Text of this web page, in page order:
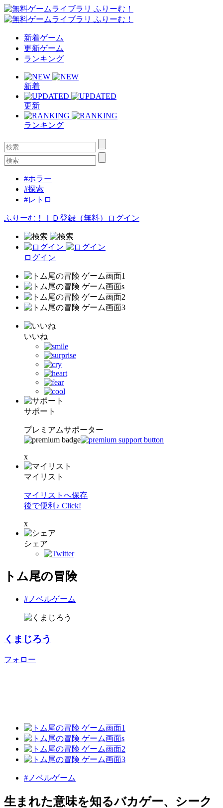
新着ゲーム
更新ゲーム
ランキング
新着
更新
ランキング
#ホラー
#探索
#レトロ
ふりーむ！ＩＤ登録（無料） ログイン
ログイン
いいね
サポート
プレミアムサポーター
x
マイリスト
マイリストへ保存
後で便利♪ Click!
x
シェア
トム尾の冒険
#ノベルゲーム
くまじろう
フォロー
#ノベルゲーム
生まれた意味を知るバカゲー、シーク